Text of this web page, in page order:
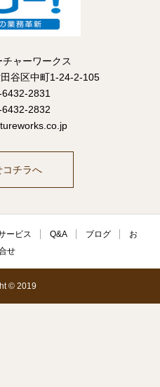
ャーワークス
谷区中町1-24-2-105
2831
6432-2832
コチラへ
ービス Q&A ブログ
お
せ
© 2019